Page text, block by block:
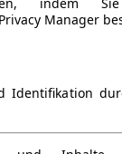
indem
Manager
Identifikation